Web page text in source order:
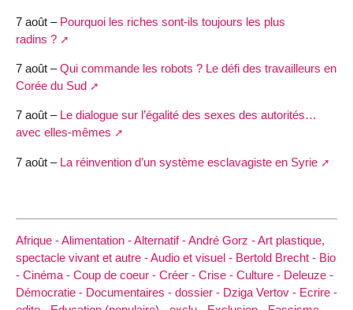
7 août – Pourquoi les riches sont-ils toujours les plus
radins ?
7 août –Qui commande les robots ? Le défi des travailleurs en
Corée du Sud
7 août – Le dialogue sur l’égalité des sexes des autorités…
avec elles-mêmes
7 août – La réinvention d’un système esclavagiste en Syrie
Afrique -Alimentation -Alternatif -André Gorz -Art plastique,
spectacle vivant et autre -Audio et visuel - Bertold Brecht - Bio
- Cinéma - Coup de coeur - Créer - Crise - Culture - Deleuze -
Démocratie - Documentaires - dossier - Dziga Vertov - Ecrire -